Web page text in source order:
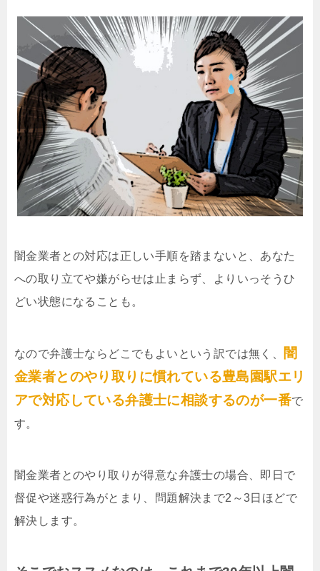
闇金業者との対応は正しい手順を踏まないと、あなた
への取り立てや嫌がらせは止まらず、よりいっそうひ
どい状態になることも。
なので弁護士ならどこでもよいという訳では無く、
闇
金業者とのやり取りに慣れている豊島園駅エリ
アで対応している弁護士に相談するのが一番で
す。
闇金業者とのやり取りが得意な弁護士の場合、即日で
督促や迷惑行為がとまり、問題解決まで2～3日ほどで
解決します。